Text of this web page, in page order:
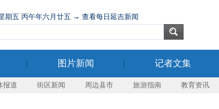
期五 丙午年六月廿五 → 查看每日延吉新闻
图片新闻 记者文集
报道 街区新闻 周边县市 旅游指南 教育资讯